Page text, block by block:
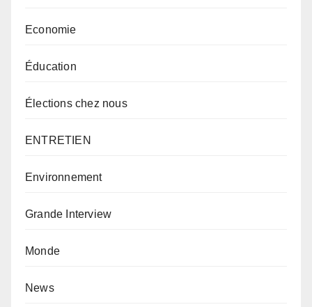
Economie
Éducation
Élections chez nous
ENTRETIEN
Environnement
Grande Interview
Monde
News